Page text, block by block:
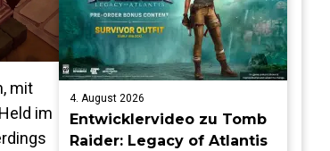
mit
im
4. August 2026
Entwicklervideo zu Tomb
Raider: Legacy of Atlantis